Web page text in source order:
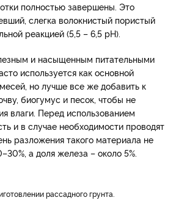
полностью завершены. Это
слегка волокнистый пористый
реакцией (5,5 – 6,5 рН).
и насыщенным питательными
используется как основной
но лучше все же добавить к
биогумус и песок, чтобы не
влаги. Перед использованием
и в случае необходимости проводят
разложения такого материала не
а доля железа – около 5%.
рассадного грунта.